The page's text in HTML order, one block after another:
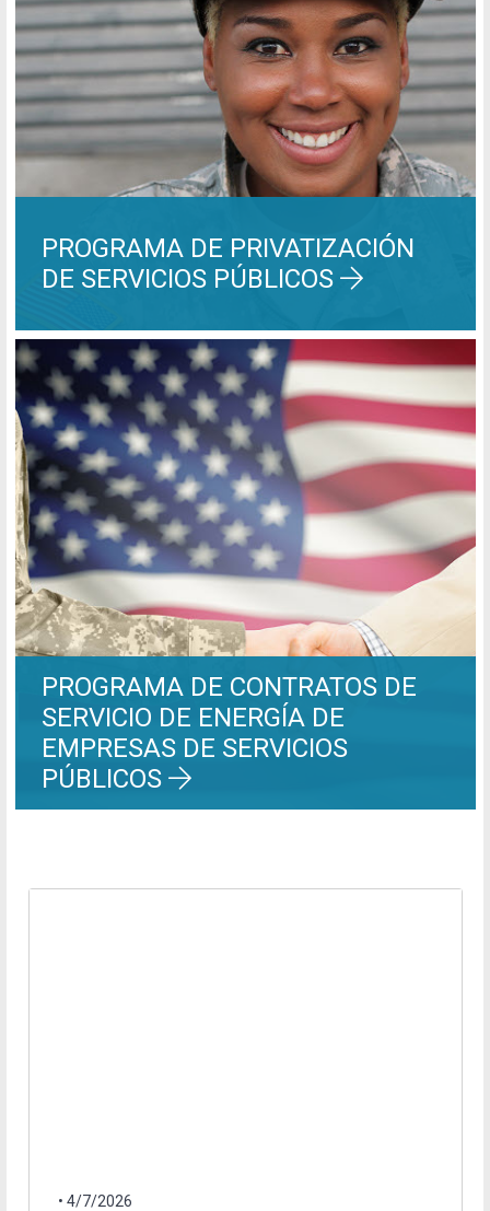
PROGRAMA DE PRIVATIZACIÓN
DE SERVICIOS PÚBLICOS
PROGRAMA DE CONTRATOS DE
SERVICIO DE ENERGÍA DE
EMPRESAS DE SERVICIOS
PÚBLICOS
• 4/7/2026